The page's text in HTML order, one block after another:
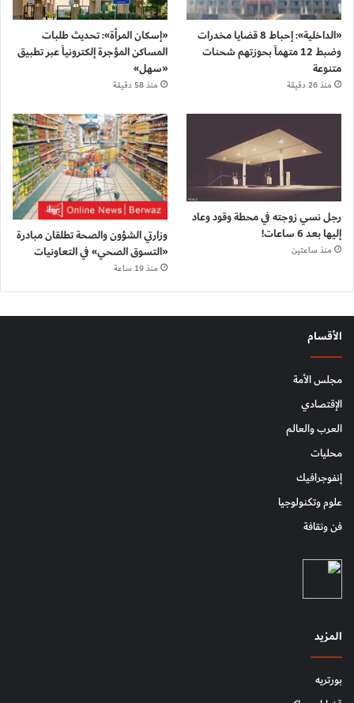
«الداخلية»: إحباط 8 قضايا مخدرات
وضبط 12 متهماً بحوزتهم شحنات
متنوعة
منذ 26 دقيقة
«إسكان المرأة»: تحديث طلبات
المساكن المؤجرة إلكترونياً عبر تطبيق
«سهل»
منذ 58 دقيقة
رجل نسي زوجته في محطة وقود وعاد
إليها بعد 6 ساعات!
منذ ساعتين
وزارتي الشؤون والصحة تطلقان مبادرة
«التسوق الصحي» في التعاونيات
منذ 19 ساعة
الأقسام
مجلس الأمة
الإقتصادي
العرب والعالم
محليات
إنفوجرافيك
علوم وتكنولوجيا
فن وثقافة
المزيد
بورتريه